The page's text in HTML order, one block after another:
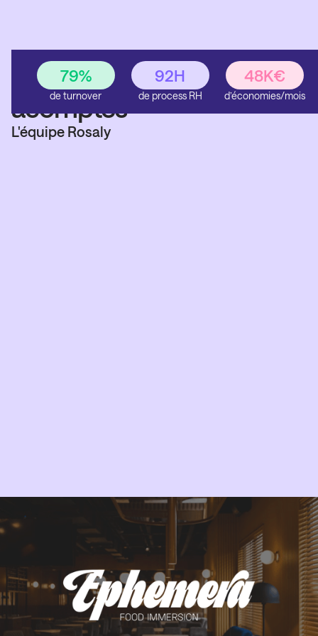
Simplifier la gestions des
acomptes
L'équipe Rosaly
79%
de turnover
92H
de process RH
48K€
d’économies/mois